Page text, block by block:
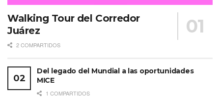
Walking Tour del Corredor
Juárez
2 COMPARTIDOS
Del legado del Mundial a las oportunidades
MICE
1 COMPARTIDOS